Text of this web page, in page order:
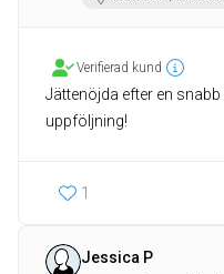
Verifierad kund
Jättenöjda efter en
1
Jessica P